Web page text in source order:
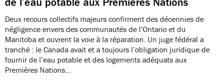
Deux recours collectifs majeurs confirment des décennies de
négligence envers des communautés de l’Ontario et du
Manitoba et ouvrent la voie à la réparation. Un juge fédéral a
tranché : le Canada avait et a toujours l’obligation juridique de
fournir de l’eau potable et des logements adéquats aux
Premières Nations…